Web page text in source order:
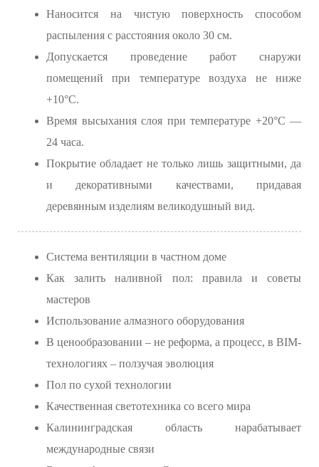
Наносится на чистую поверхность способом
распыления с расстояния около 30 см.
Допускается проведение работ снаружи
помещений при температуре воздуха не ниже
+10°С.
Время высыхания слоя при температуре +20°С —
24 часа.
Покрытие обладает не только лишь защитными, да
и декоративными качествами, придавая
деревянным изделиям великодушный вид.
Система вентиляции в частном доме
Как залить наливной пол: правила и советы
мастеров
Использование алмазного оборудования
В ценообразовании – не реформа, а процесс, в BIM-
технологиях – ползучая эволюция
Пол по сухой технологии
Качественная светотехника со всего мира
Калининградская область нарабатывает
международные связи